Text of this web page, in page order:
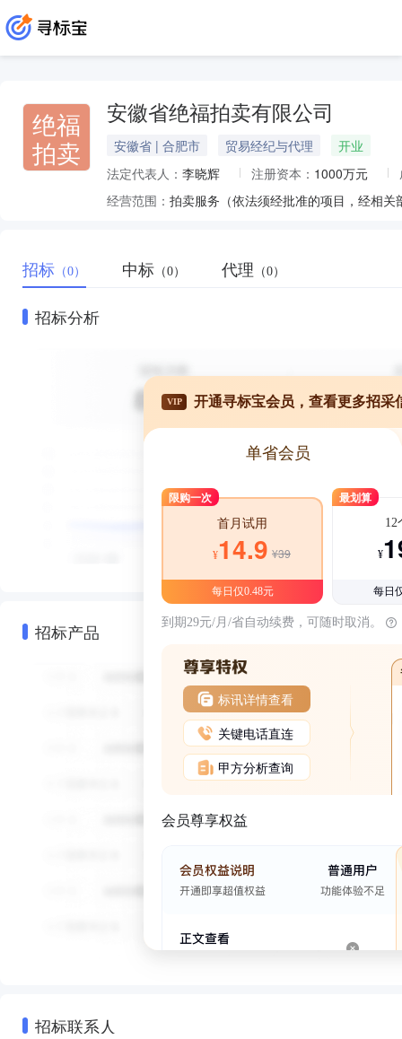
绝福
拍卖
安徽省绝福拍卖有限公司
安徽省 | 合肥市 贸易经纪与代理
开业
法定代表人： 李晓辉 注册资本： 1000万元
经营范围： 拍卖服务（依法须经批准的项目，经相
招标 （0） 中标 （0） 代理 （0）
招标分析
招标产品
VIP 开通寻标宝会员，查看更多招采
单省会员
限购一次
首月试用
¥14.9 ¥39
每日仅0.48元
最划算
12
¥
每日
到期29元/月/省自动续费，可随时取消。
标讯详情查看
关键电话直连
甲方分析查询
会员尊享权益
招标联系人